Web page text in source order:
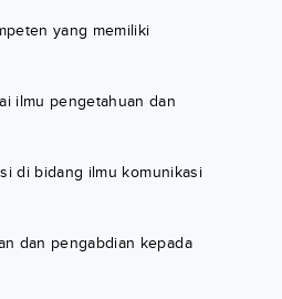
yang memiliki
ilmu pengetahuan dan
di bidang ilmu komunikasi
dan pengabdian kepada